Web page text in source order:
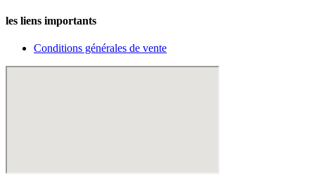
les liens importants
Conditions générales de vente